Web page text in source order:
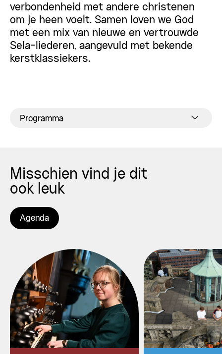
verbondenheid met andere christenen
om je heen voelt. Samen loven we God
met een mix van nieuwe en vertrouwde
Sela-liederen, aangevuld met bekende
kerstklassiekers.
Programma
Misschien vind je dit
ook leuk
Agenda